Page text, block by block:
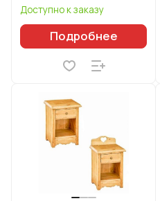
Доступно к заказу
Подробнее